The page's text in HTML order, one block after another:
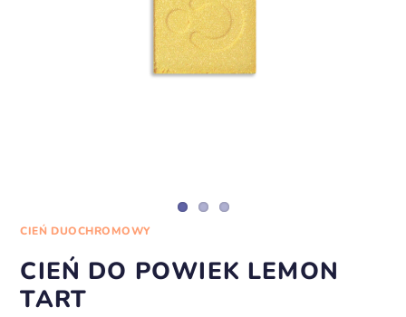
CIEŃ DUOCHROMOWY
CIEŃ DO POWIEK LEMON
TART